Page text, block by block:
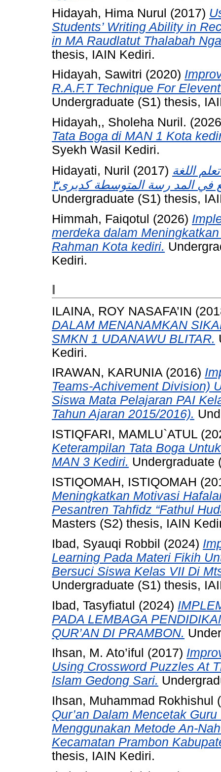
Hidayah, Hima Nurul (2017)
Students’ Writing Ability in
in MA Raudlatut Thalabah
thesis, IAIN Kediri.
Hidayah, Sawitri (2020)
R.A.F.T Technique For
Undergraduate (S1) thesis,
Hidayah,, Sholeha Nuril.
Tata Boga di MAN 1 Kota
Syekh Wasil Kediri.
Hidayati, Nuril (2017) اللغة
Undergraduate (S1) thesis,
Himmah, Faiqotul (2026)
merdeka dalam
Rahman Kota kediri.
Kediri.
I
ILAINA, ROY NASAFA’IN
DALAM MENANAMKAN
SMKN 1 UDANAWU BLITAR.
Kediri.
IRAWAN, KARUNIA(2016)
Teams-Achivement Division)
Siswa Mata Pelajaran PAI
Tahun Ajaran 2015/2016).
ISTIQFARI, MAMLU`ATUL
Keterampilan Tata Boga
MAN 3 Kediri. Undergraduate
ISTIQOMAH, ISTIQOMAH
Meningkatkan Motivasi
Pesantren Tahfidz “Fathul
Masters (S2) thesis, IAIN
Ibad, Syauqi Robbil (2024)
Learning Pada Materi Fikih
Bersuci Siswa Kelas VII Di
Undergraduate (S1) thesis,
Ibad, Tasyfiatul (2024)
PADA LEMBAGA
QUR’AN DI PRAMBON.
Ihsan, M. Ato’iful (2017)
Using Crossword Puzzles At
Islam Gedong Sari.
Ihsan, Muhammad Rokhishul
Qur’an Dalam Mencetak
Menggunakan Metode An-
Kecamatan Prambon
thesis, IAIN Kediri.